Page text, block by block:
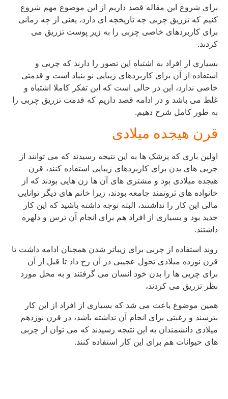
برای شروع این مقاله قصد داریم از این موضوع مهم شروع
کنیم که تزریق چربی چه تاریخچه ای دارد، یعنی از چه زمانی
برای کاربردهای خاصی چربی را به زیر پوست تزریق می
کردند.
بسیاری از افراد به اشتباه این تصور را دارند که چربی و
استفاده از آن برای کاربردهای زیبایی نو بنیاد است و قدمتی
خاصی ندارد، این در حالی است که این تفکر کاملا اشتباه و
غلط می باشد و در ادامه قصد داریم که قدمت تزریق چربی را
به طور کامل شرح دهیم.
قرن هیجده میلادی
اولین باری که پزشک ها به این نتیجه رسیدند که می توانند از
چربی های بدن برای کاربردهای زیبایی استفاده کنند، قرن
هیجده میلادی بود و مشتری های آن ها زن هایی بودند که از
خانواده های ثروتمند جامعه بودند، زیرا خانم های دیگر توانایی
مالی این کار را نداشتند، البته توجه داشته باشید که این کار
جدید بود و بسیاری از افراد هم برای انجام آن ترس و دلهره
داشتند.
روند استفاده از چربی برای زیباتر شدن همچنان ادامه داشت تا
قرن نوزده میلادی تحول عجیبی در آن رخ داد تا قبل از آن
برای چربی ها را بدن خود انسان می گرفتند و به محل مورد
نظر تزریق می کردند،
همین موضوع باعث می شد که بسیاری از افراد از این کار
بترسند و رغبتی برای انجام آن نداشته باشد، در قرن نوزدهم
میلادی دانشمندان به این نتیجه رسیدند که می توان از چربی
های حیوانات هم برای این کار استفاده کنند.